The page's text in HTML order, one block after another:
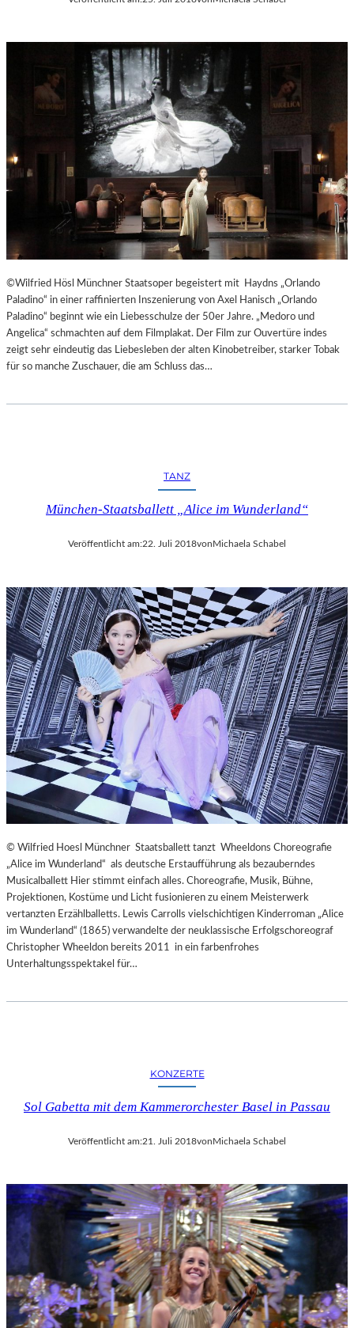
©Wilfried Hösl Münchner Staatsoper begeistert mit Haydns „Orlando
Paladino“ in einer raffinierten Inszenierung von Axel Hanisch „Orlando
Paladino“ beginnt wie ein Liebesschulze der 50er Jahre. „Medoro und
Angelica“ schmachten auf dem Filmplakat. Der Film zur Ouvertüre indes
zeigt sehr eindeutig das Liebesleben der alten Kinobetreiber, starker Tobak
für so manche Zuschauer, die am Schluss das…
TANZ
München-Staatsballett „Alice im Wunderland“
Veröffentlicht am:22. Juli 2018von Michaela Schabel
© Wilfried Hoesl Münchner Staatsballett tanzt Wheeldons Choreografie
„Alice im Wunderland“ als deutsche Erstaufführung als bezauberndes
Musicalballett Hier stimmt einfach alles. Choreografie, Musik, Bühne,
Projektionen, Kostüme und Licht fusionieren zu einem Meisterwerk
vertanzten Erzählballetts. Lewis Carrolls vielschichtigen Kinderroman „Alice
im Wunderland“ (1865) verwandelte der neuklassische Erfolgschoreograf
Christopher Wheeldon bereits 2011 in ein farbenfrohes
Unterhaltungsspektakel für…
KONZERTE
Sol Gabetta mit dem Kammerorchester Basel in Passau
Veröffentlicht am:21. Juli 2018vonMichaela Schabel